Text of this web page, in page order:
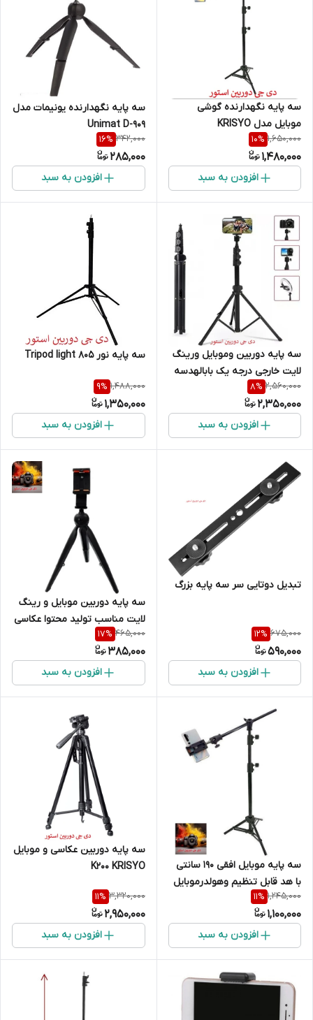
سه پایه نگهدارنده گوشی
موبایل مدل KRISYO
T875{هولدرتبلت}{200سانتی }
1,650,000
10%
1,480,000
افزودن به سبد
سه پایه نگهدارنده یونیمات مدل
Unimat D-909
342,000
16%
285,000
افزودن به سبد
سه پایه دوربین وموبایل ورینگ
لایت خارجی درجه یک بابالهدسه
پایه وهولدرموبایل
2,560,000
8%
2,350,000
افزودن به سبد
سه پایه نور 805 Tripod light
1,488,000
9%
1,350,000
افزودن به سبد
تبدیل دوتایی سر سه پایه بزرگ
675,000
12%
590,000
افزودن به سبد
سه پایه دوربین موبایل و رینگ
لایت مناسب تولید محتوا عکاسی
تاشویونیمات اصلی
465,000
17%
385,000
افزودن به سبد
سه پایه موبایل افقی 190 سانتی
با هد قابل تنظیم وهولدرموبایل
1,245,000
11%
1,100,000
افزودن به سبد
سه پایه دوربین عکاسی و موبایل
K200 KRISYO
3,320,000
11%
2,950,000
افزودن به سبد